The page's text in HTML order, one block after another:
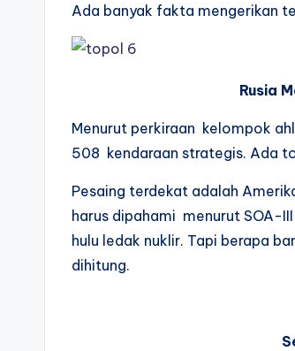
Ada banyak fakta mengerikan
Rusia
Menurut perkiraan kelompok
508 kendaraan strategis. Ada
Pesaing terdekat adalah
harus dipahami menurut SOA-
hulu ledak nuklir. Tapi berapa
dihitung.